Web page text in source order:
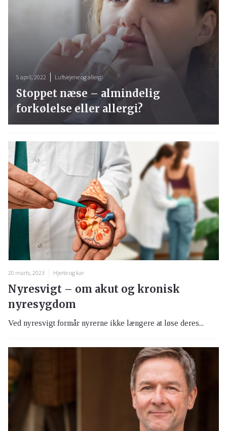
20 marts, 2023 Hjerte og kar
Nyresvigt – om akut og kronisk
nyresygdom
Ved nyresvigt formår nyrerne ikke længere at løse deres...
5 april, 2022 Luftvejene og allergi
Stoppet næse – almindelig
forkølelse eller allergi?